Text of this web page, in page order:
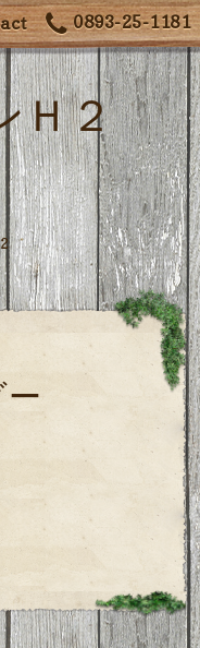
0893-25-1181
Ｈ２